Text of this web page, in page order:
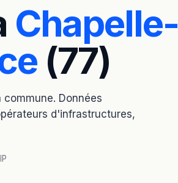
Chapelle-
(77)
commune. Données
d'infrastructures,